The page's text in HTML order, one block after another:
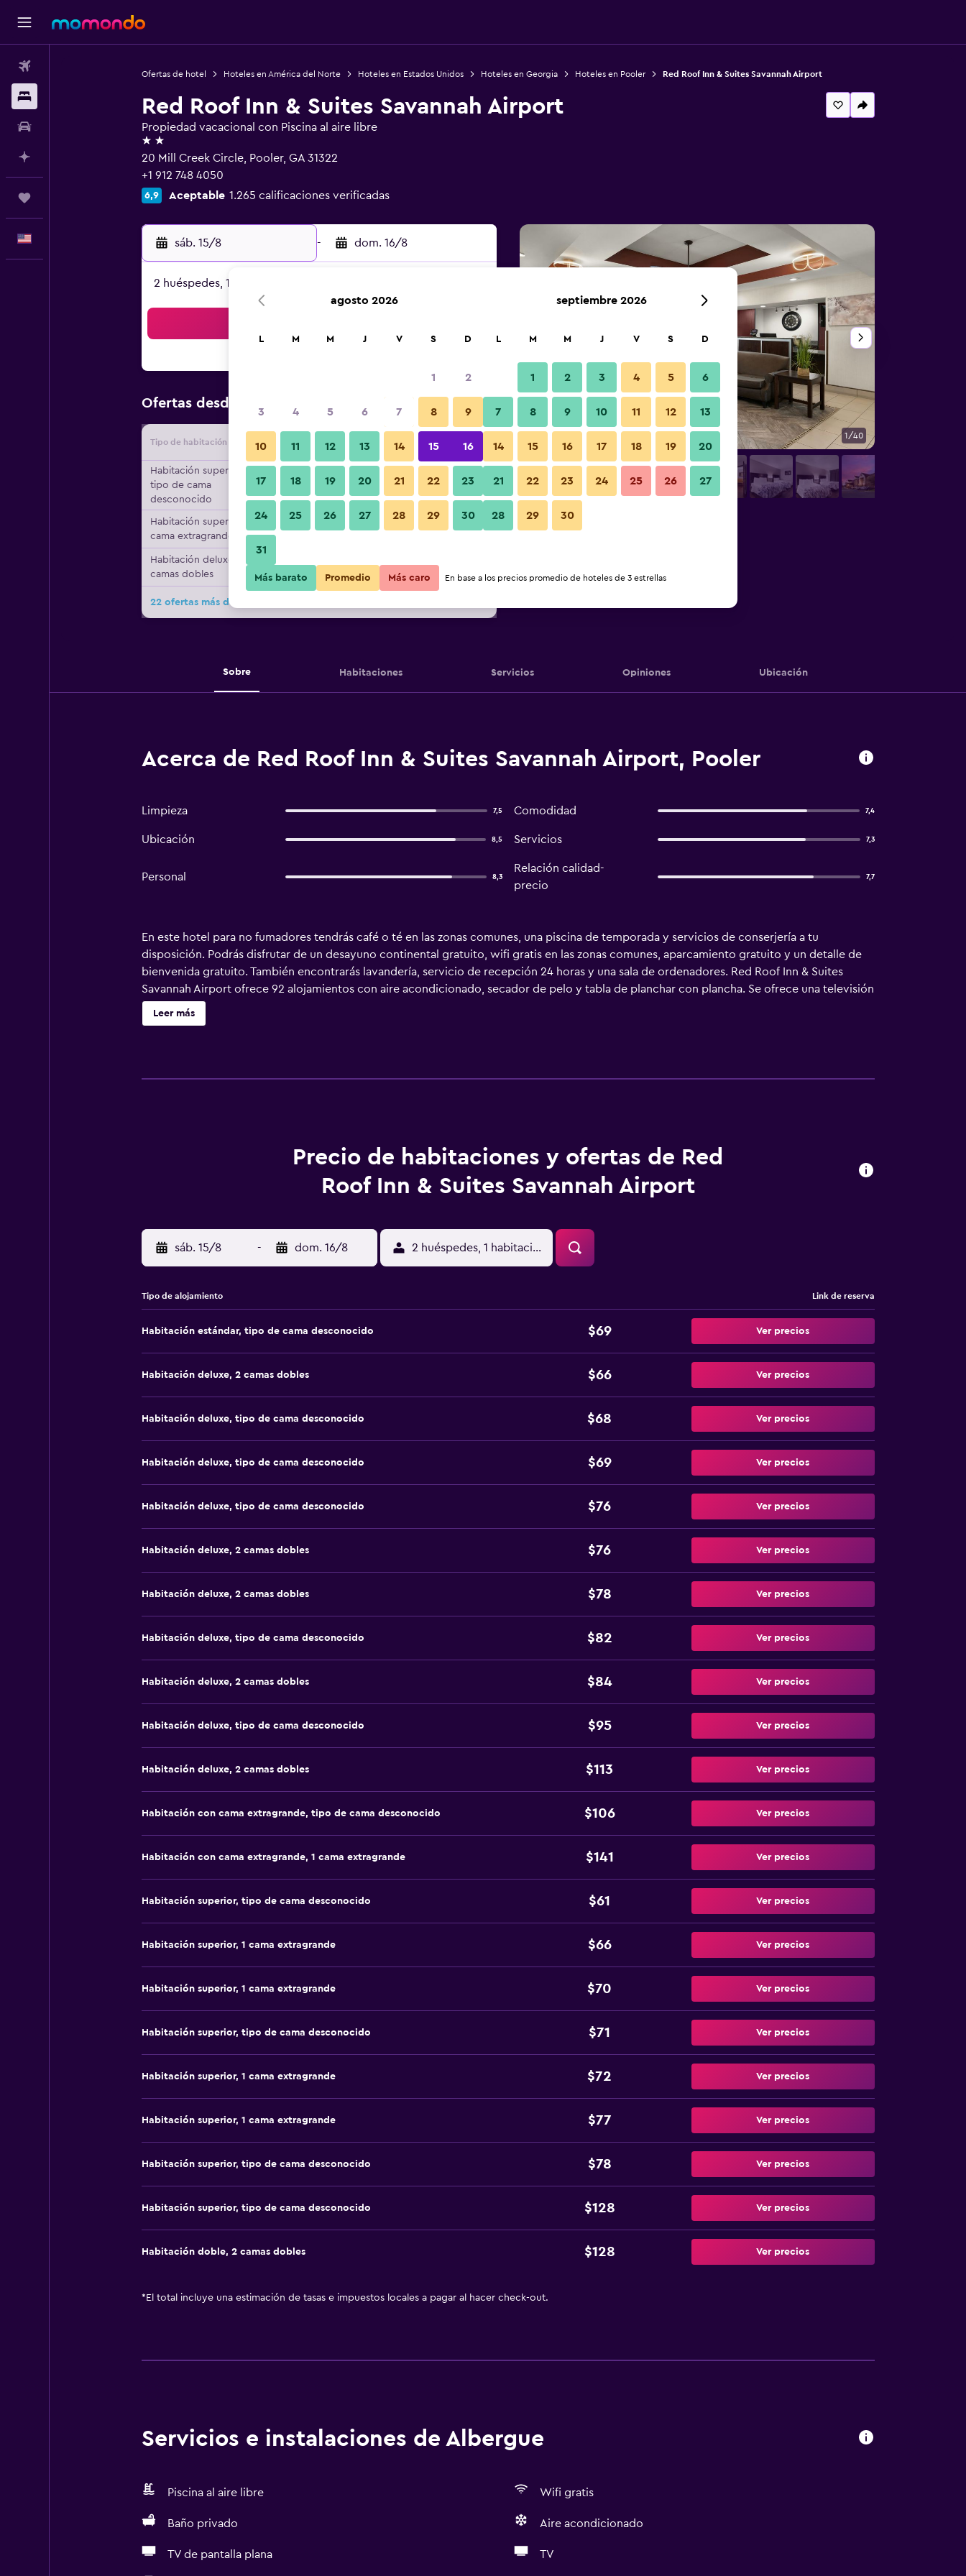
Ofertas de hotel Hoteles en América del Norte Hoteles en Estados Unidos Hoteles en Georgia Hoteles en Pooler Red Roof Inn & Suites Savannah Airport
Red Roof Inn & Suites Savannah Airport
Propiedad vacacional con Piscina al aire libre
2 estrellas
20 Mill Creek Circle, Pooler, GA 31322
+1 912 748 4050
6,9 Aceptable 1.265 calificaciones verificadas
sáb. 15/8 - dom. 16/8
2 huéspedes, 1 habitación
Ofertas desde Oferta más barata de precio por noche
Tipo de habitación Proveedor Total noche
Habitación superior,
tipo de cama
desconocido
$61 Ver oferta
Habitación superior, 1
cama extragrande
$66 Ver oferta
Habitación deluxe, 2
camas dobles
$66 Ver oferta
22 ofertas más de Red Roof Inn & Suites Savannah Airport
Lobby 1/40
Fotos
Sobre Habitaciones Servicios Opiniones Ubicación
Acerca de Red Roof Inn & Suites Savannah Airport, Pooler
Limpieza 7,5 Comodidad 7,4
Ubicación 8,5 Servicios 7,3
Personal 8,3
Relación calidad-
precio
7,7
En este hotel para no fumadores tendrás café o té en las zonas comunes, una piscina de temporada y servicios de conserjería a tu
disposición. Podrás disfrutar de un desayuno continental gratuito, wifi gratis en las zonas comunes, aparcamiento gratuito y un detalle de
bienvenida gratuito. También encontrarás lavandería, servicio de recepción 24 horas y una sala de ordenadores. Red Roof Inn & Suites
Savannah Airport ofrece 92 alojamientos con aire acondicionado, secador de pelo y tabla de planchar con plancha. Se ofrece una televisión
de pantalla plana de 40 pulgadas con canales digitales de suscripción. Se ofrece frigorífico y microondas. Los huéspedes pueden navegar
por la web gracias a nuestro acceso a Internet wifi gratis. Los servicios para las personas de negocios incluyen escritorio y teléfono; las
Leer más
Precio de habitaciones y ofertas de Red
Roof Inn & Suites Savannah Airport
sáb. 15/8 - dom. 16/8 2 huéspedes, 1 habitación
Tipo de alojamiento Link de reserva
Habitación estándar, tipo de cama desconocido $69 Ver precios
Habitación deluxe, 2 camas dobles $66 Ver precios
Habitación deluxe, tipo de cama desconocido $68 Ver precios
Habitación deluxe, tipo de cama desconocido $69 Ver precios
Habitación deluxe, tipo de cama desconocido $76 Ver precios
Habitación deluxe, 2 camas dobles $76 Ver precios
Habitación deluxe, 2 camas dobles $78 Ver precios
Habitación deluxe, tipo de cama desconocido $82 Ver precios
Habitación deluxe, 2 camas dobles $84 Ver precios
Habitación deluxe, tipo de cama desconocido $95 Ver precios
Habitación deluxe, 2 camas dobles $113 Ver precios
Habitación con cama extragrande, tipo de cama desconocido $106 Ver precios
Habitación con cama extragrande, 1 cama extragrande $141 Ver precios
Habitación superior, tipo de cama desconocido $61 Ver precios
Habitación superior, 1 cama extragrande $66 Ver precios
Habitación superior, 1 cama extragrande $70 Ver precios
Habitación superior, tipo de cama desconocido $71 Ver precios
Habitación superior, 1 cama extragrande $72 Ver precios
Habitación superior, 1 cama extragrande $77 Ver precios
Habitación superior, tipo de cama desconocido $78 Ver precios
Habitación superior, tipo de cama desconocido $128 Ver precios
Habitación doble, 2 camas dobles $128 Ver precios
* El total incluye una estimación de tasas e impuestos locales a pagar al hacer check-out.
Servicios e instalaciones de Albergue
Piscina al aire libre Wifi gratis
Baño privado Aire acondicionado
TV de pantalla plana TV
agosto 2026
L M M J V S D
1 2
3 4 5 6 7 8 9
10 11 12 13 14 15 16
17 18 19 20 21 22 23
24 25 26 27 28 29 30
31
septiembre 2026
L M M J V S D
1 2 3 4 5 6
7 8 9 10 11 12 13
14 15 16 17 18 19 20
21 22 23 24 25 26 27
28 29 30
Más barato Promedio Más caro En base a los precios promedio de hoteles de 3 estrellas